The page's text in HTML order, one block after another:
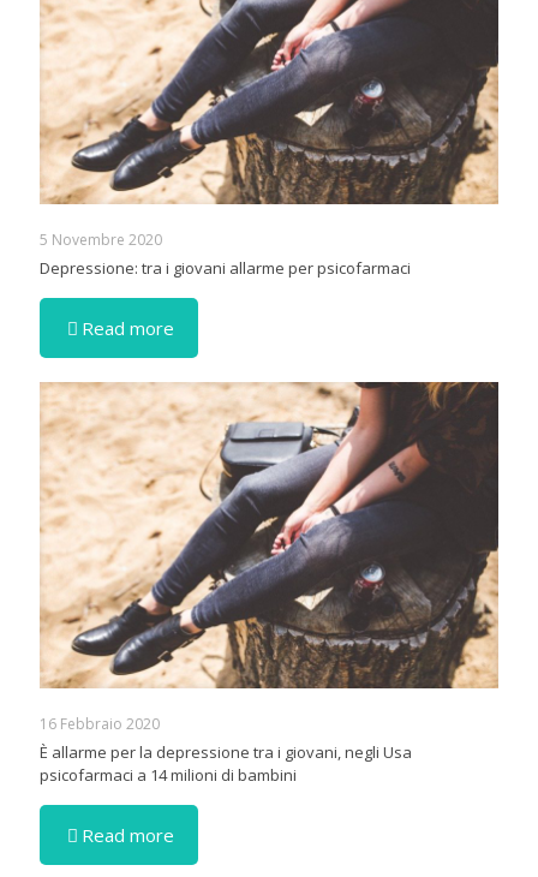
5 Novembre 2020
Depressione: tra i giovani allarme per psicofarmaci
Read more
16 Febbraio 2020
È allarme per la depressione tra i giovani, negli Usa
psicofarmaci a 14 milioni di bambini
Read more